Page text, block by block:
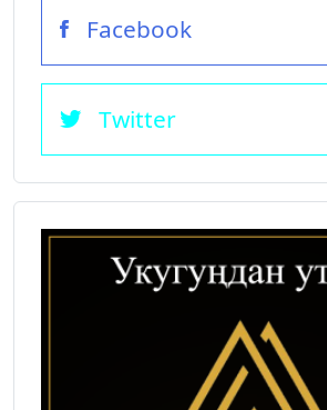
Facebook
Twitter